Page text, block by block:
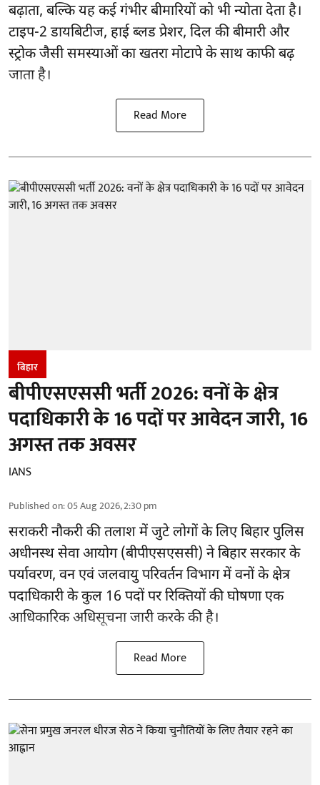
बढ़ाता, बल्कि यह कई गंभीर बीमारियों को भी न्योता देता है।
टाइप-2 डायबिटीज, हाई ब्लड प्रेशर, दिल की बीमारी और
स्ट्रोक जैसी समस्याओं का खतरा मोटापे के साथ काफी बढ़
जाता है।
Read More
बिहार
बीपीएसएससी भर्ती 2026: वनों के क्षेत्र
पदाधिकारी के 16 पदों पर आवेदन जारी, 16
अगस्त तक अवसर
IANS
Published on:05 Aug 2026, 2:30 pm
सराकरी नौकरी की तलाश में जुटे लोगों के लिए बिहार पुलिस
अधीनस्थ सेवा आयोग (बीपीएसएससी) ने बिहार सरकार के
पर्यावरण, वन एवं जलवायु परिवर्तन विभाग में वनों के क्षेत्र
पदाधिकारी के कुल 16 पदों पर रिक्तियों की घोषणाएक
आधिकारिक अधिसूचना जारी करके की है।
Read More